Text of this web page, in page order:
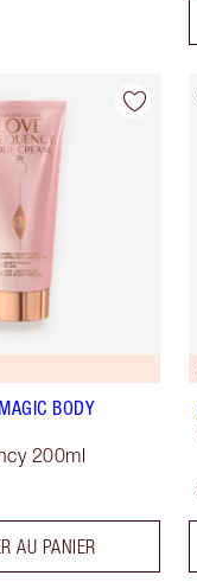
BODY
200ml
AU PANIER